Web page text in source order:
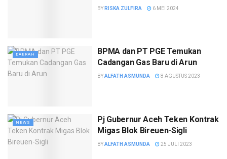
BY RISKA ZULFIRA 6 MEI 2024
DAERAH
BPMA dan PT PGE Temukan
Cadangan Gas Baru di Arun
BYALFATH ASMUNDA 8 AGUSTUS 2023
NEWS
Pj Gubernur Aceh Teken Kontrak
Migas Blok Bireuen-Sigli
BYALFATH ASMUNDA 25 JULI 2023